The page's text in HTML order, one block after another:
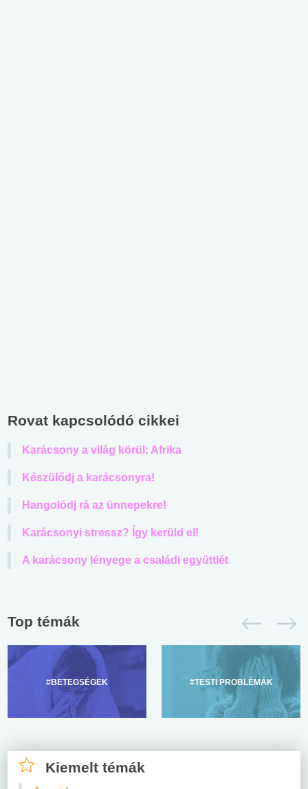
Rovat kapcsolódó cikkei
Karácsony a világ körül: Afrika
Készülődj a karácsonyra!
Hangolódj rá az ünnepekre!
Karácsonyi stressz? Így kerüld el!
A karácsony lényege a családi együttlét
Top témák
#BETEGSÉGEK #TESTI PROBLÉMÁK
Kiemelt témák